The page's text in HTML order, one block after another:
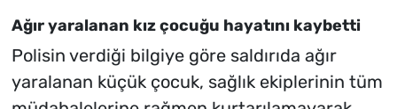
Ağır yaralanan kız çocuğu hayatını kaybetti
Polisin verdiği bilgiye göre saldırıda ağır
yaralanan küçük çocuk, sağlık ekiplerinin tüm